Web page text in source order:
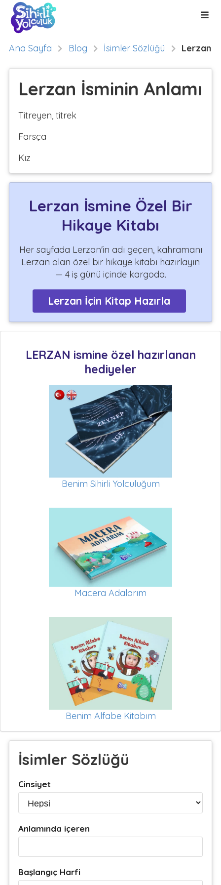
Ana Sayfa Blog İsimler Sözlüğü Lerzan
Lerzan İsminin Anlamı
Titreyen, titrek
Farsça
Kız
Lerzan İsmine Özel Bir
Hikaye Kitabı
Her sayfada Lerzan'in adı geçen, kahramanı
Lerzan olan özel bir hikaye kitabı hazırlayın
— 4 iş günü içinde kargoda.
Lerzan İçin Kitap Hazırla
LERZAN ismine özel hazırlanan
hediyeler
Benim Sihirli Yolculuğum
Macera Adalarım
Benim Alfabe Kitabım
İsimler Sözlüğü
Cinsiyet
Anlamında içeren
Başlangıç Harfi